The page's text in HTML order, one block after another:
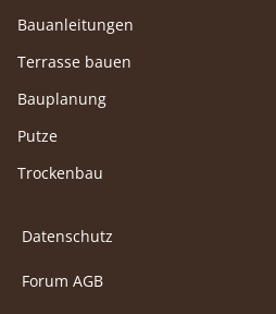
Bauanleitungen
Terrasse bauen
Bauplanung
Putze
Trockenbau
Datenschutz
Forum AGB